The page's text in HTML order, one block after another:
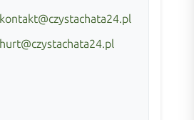
kontakt@czystachata24.pl
hurt@czystachata24.pl